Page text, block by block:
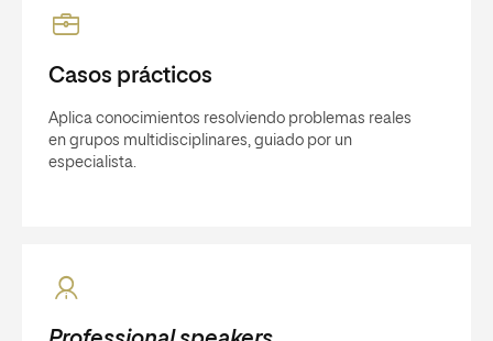
Casos prácticos
Aplica conocimientos resolviendo problemas reales
en grupos multidisciplinares, guiado por un
especialista.